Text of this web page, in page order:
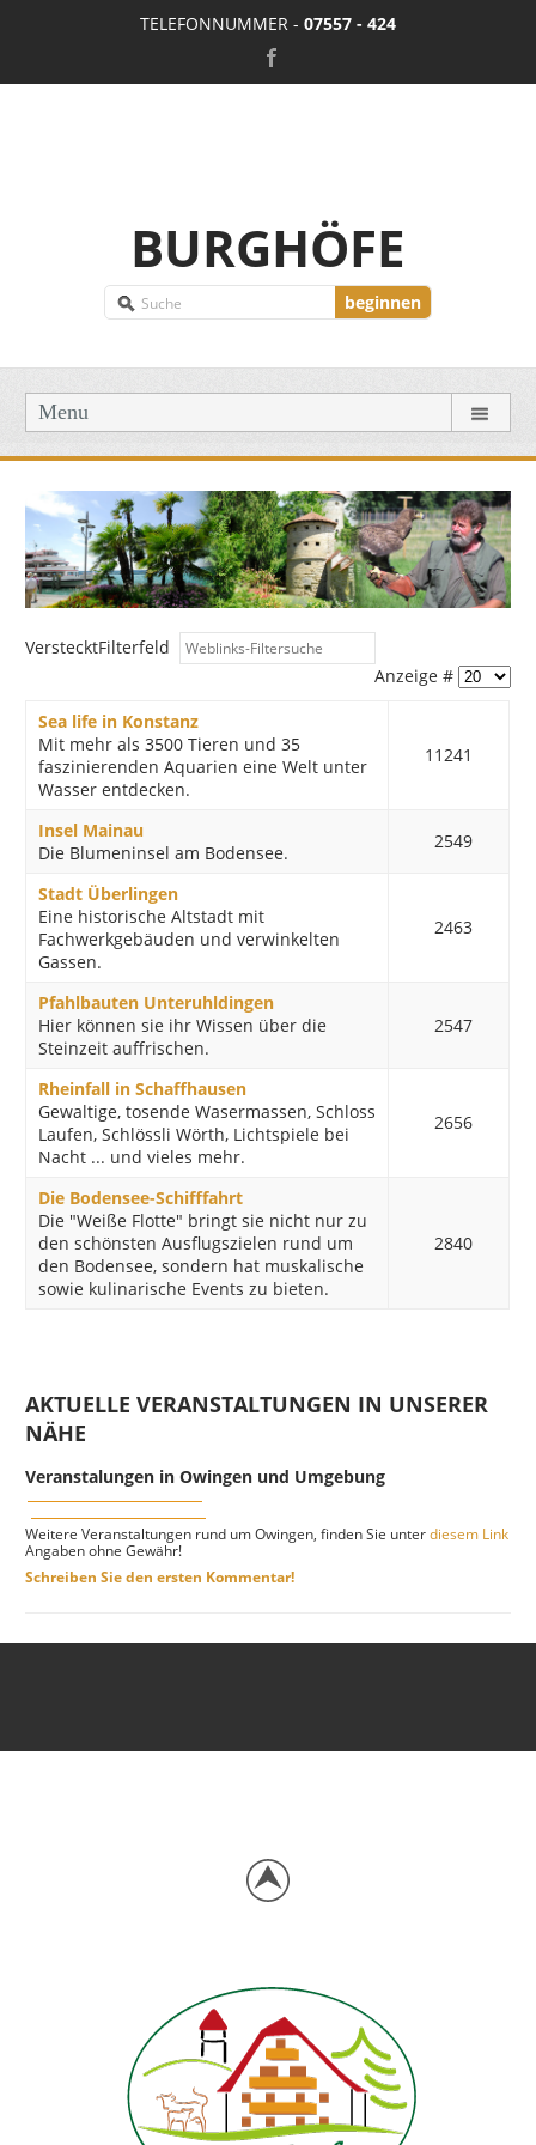
TELEFONNUMMER - 07557 - 424
BURGHÖFE
beginnen
Menu
VerstecktFilterfeld
Anzeige #
Sea life in Konstanz
Mit mehr als 3500 Tieren und 35
faszinierenden Aquarien eine Welt unter
Wasser entdecken.
11241
Insel Mainau
Die Blumeninsel am Bodensee.
2549
Stadt Überlingen
Eine historische Altstadt mit
Fachwerkgebäuden und verwinkelten
Gassen.
2463
Pfahlbauten Unteruhldingen
Hier können sie ihr Wissen über die
Steinzeit auffrischen.
2547
Rheinfall in Schaffhausen
Gewaltige, tosende Wasermassen, Schloss
Laufen, Schlössli Wörth, Lichtspiele bei
Nacht ... und vieles mehr.
2656
Die Bodensee-Schifffahrt
Die "Weiße Flotte" bringt sie nicht nur zu
den schönsten Ausflugszielen rund um
den Bodensee, sondern hat muskalische
sowie kulinarische Events zu bieten.
2840
AKTUELLE VERANSTALTUNGEN IN UNSERER
NÄHE
Veranstalungen in Owingen und Umgebung
Weitere Veranstaltungen rund um Owingen, finden Sie unterdiesem Link
Angaben ohne Gewähr!
Schreiben Sie den ersten Kommentar!